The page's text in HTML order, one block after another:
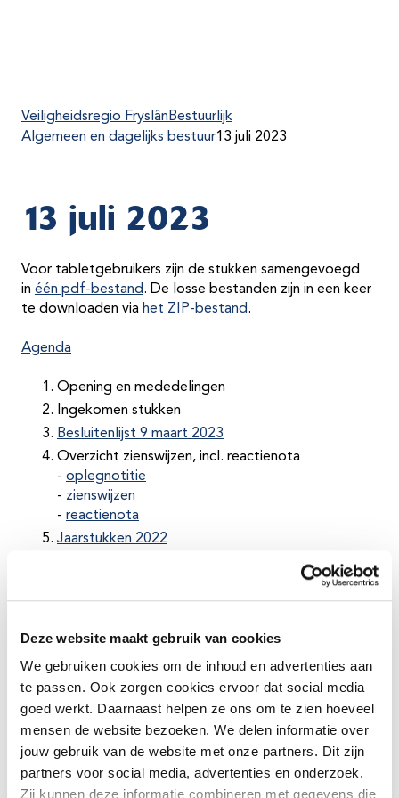
Deze website maakt gebruik van cookies
We gebruiken cookies om de inhoud en advertenties aan
te passen. Ook zorgen cookies ervoor dat social media
goed werkt. Daarnaast helpen ze ons om te zien hoeveel
mensen de website bezoeken. We delen informatie over
jouw gebruik van de website met onze partners. Dit zijn
partners voor social media, advertenties en onderzoek.
Zij kunnen deze informatie combineren met gegevens die
Veiligheidsregio Fryslân Bestuurlijk
Algemeen en dagelijks bestuur13 juli 2023
13 juli 2023
Voor tabletgebruikers zijn de stukken samengevoegd
in één pdf-bestand. De losse bestanden zijn in een keer
te downloaden via het ZIP-bestand.
Agenda
Opening en mededelingen
Ingekomen stukken
Besluitenlijst 9 maart 2023
Overzicht zienswijzen, incl. reactienota
- oplegnotitie
- zienswijzen
- reactienota
Jaarstukken 2022
- eerste bestuursrapportage 2023
Deelname stichting waarborgfonds
Rechtmatigheidsverantwoording
-oplegnotitie
-vervolg
-normenkader incl toetsing
-intern controleplan